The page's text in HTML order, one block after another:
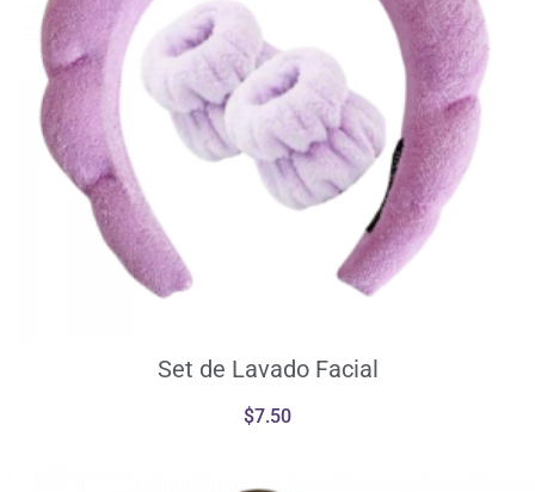
Set de Lavado Facial
$7.50